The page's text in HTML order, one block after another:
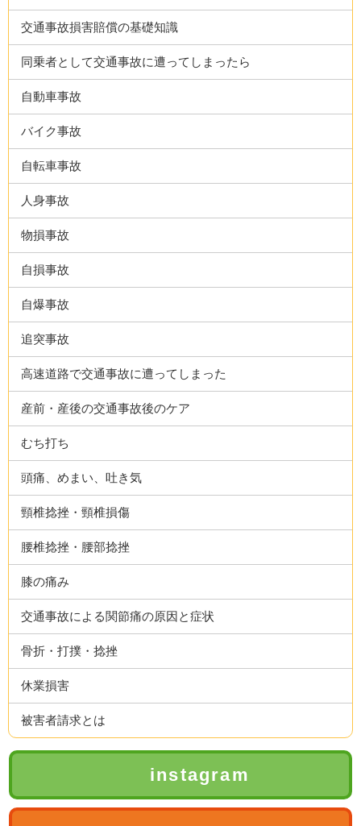
交通事故損害賠償の基礎知識
同乗者として交通事故に遭ってしまったら
自動車事故
バイク事故
自転車事故
人身事故
物損事故
自損事故
自爆事故
追突事故
高速道路で交通事故に遭ってしまった
産前・産後の交通事故後のケア
むち打ち
頭痛、めまい、吐き気
頸椎捻挫・頸椎損傷
腰椎捻挫・腰部捻挫
膝の痛み
交通事故による関節痛の原因と症状
骨折・打撲・捻挫
休業損害
被害者請求とは
instagram